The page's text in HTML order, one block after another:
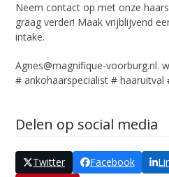
Neem contact op met onze
graag verder! Maak vrijblijvend
intake.
Agnes@magnifique-voorburg.nl.
# ankohaarspecialist # haaruitval
Delen op social media
Twitter Facebook